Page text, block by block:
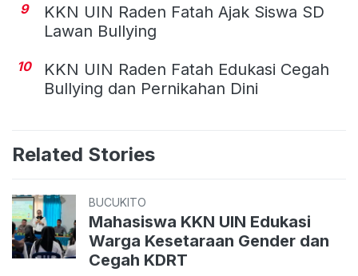
9
KKN UIN Raden Fatah Ajak Siswa SD
Lawan Bullying
10
KKN UIN Raden Fatah Edukasi Cegah
Bullying dan Pernikahan Dini
Related Stories
BUCUKITO
Mahasiswa KKN UIN Edukasi
Warga Kesetaraan Gender dan
Cegah KDRT